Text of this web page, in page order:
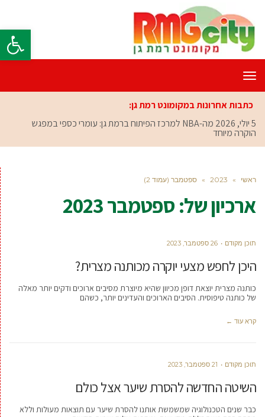
פתח
תפריט
כתבות אחרונות במקומונט רמת גן:
5 יולי, 2026
מה-NBA למרכז הפיתוח ברמת גן: עומרי כספי במפגש
הוקרה מיוחד
ראשי »
2023
» ספטמבר (עמוד 2)
ארכיון של:ספטמבר 2023
תוכן מקודם 26 ספטמבר, 2023
היכן לחפש מצעי יוקרה מכותנה מצרית?
כותנה מצרית יוצאת דופן מכיוון שהיא מיוצרת מסיבים ארוכים ודקים יותר מאלה
של כותנה טיפוסית. הסיבים הארוכים והעדינים יותר, כשהם
קרא עוד ←
תוכן מקודם 21 ספטמבר, 2023
השיטה החדשה להסרת שיער אצל כולם
כבר שנים הטכנולוגיה שמשמשת אותנו להסרת שיער עם תוצאות מעולות וללא